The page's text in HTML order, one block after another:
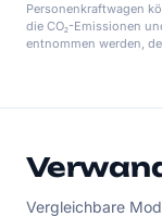
Personenkraftwagen
die CO₂-Emissionen
entnommen werden,
Vergleichbare